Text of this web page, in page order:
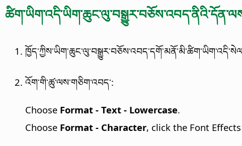
འོག་གི་ཚུ་ལས་གཅིག་འབད་:
Choose Format - Text - Lowercase.
Choose Format - Character, click the Font